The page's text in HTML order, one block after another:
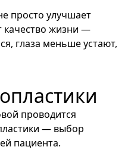
просто улучшает
жизни —
глаза меньше устают,
проводится
— выбор
пациента.